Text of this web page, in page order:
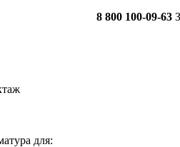
для:
8 800 100-09-63